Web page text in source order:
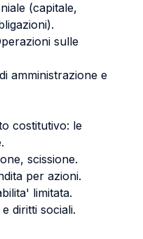
(capitale,
sulle
amministrazione e
costitutivo: le
scissione.
per azioni.
limitata.
diritti sociali.